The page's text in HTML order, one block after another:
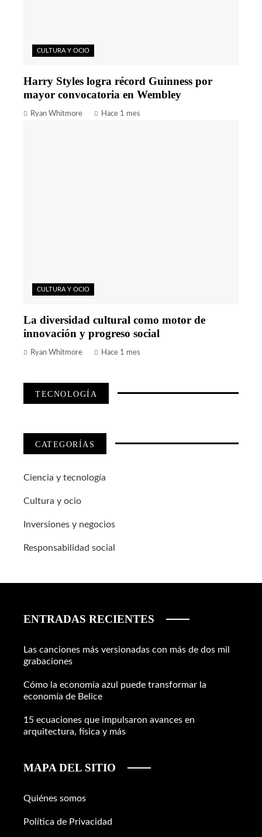
CULTURA Y OCIO
Harry Styles logra récord Guinness por
mayor convocatoria en Wembley
Ryan Whitmore Hace 1 mes
CULTURA Y OCIO
La diversidad cultural como motor de
innovación y progreso social
Ryan Whitmore Hace 1 mes
TECNOLOGÍA
CATEGORÍAS
Ciencia y tecnología
Cultura y ocio
Inversiones y negocios
Responsabilidad social
ENTRADAS RECIENTES
Las canciones más versionadas con más de dos mil
grabaciones
Cómo la economía azul puede transformar la
economía de Belice
15 ecuaciones que impulsaron avances en
arquitectura, física y más
MAPA DEL SITIO
Quiénes somos
Política de Privacidad